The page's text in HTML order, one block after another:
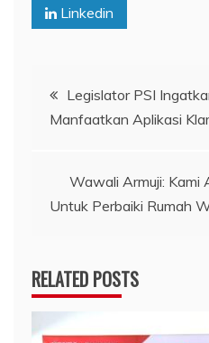
Linkedin
Navigasi
pos
Legislator PSI
Manfaatkan Aplikasi
Wawali Armuji: Kami
Untuk Perbaiki Rumah
RELATED POSTS